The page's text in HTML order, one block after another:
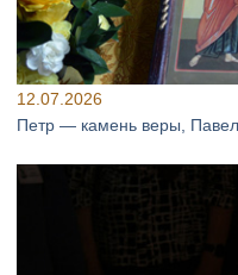
12.07.2026
Петр — камень веры,